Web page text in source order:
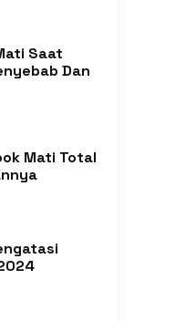
Saat
Dan
Mati Total